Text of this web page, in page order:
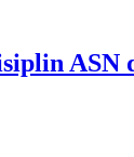
ASN